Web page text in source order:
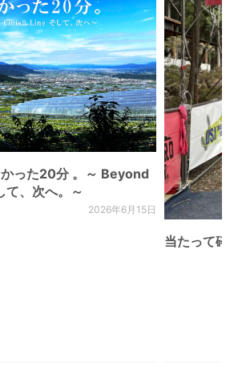
った20分 。～ Beyond
、次へ。～
2026年6月15日
当たって砕